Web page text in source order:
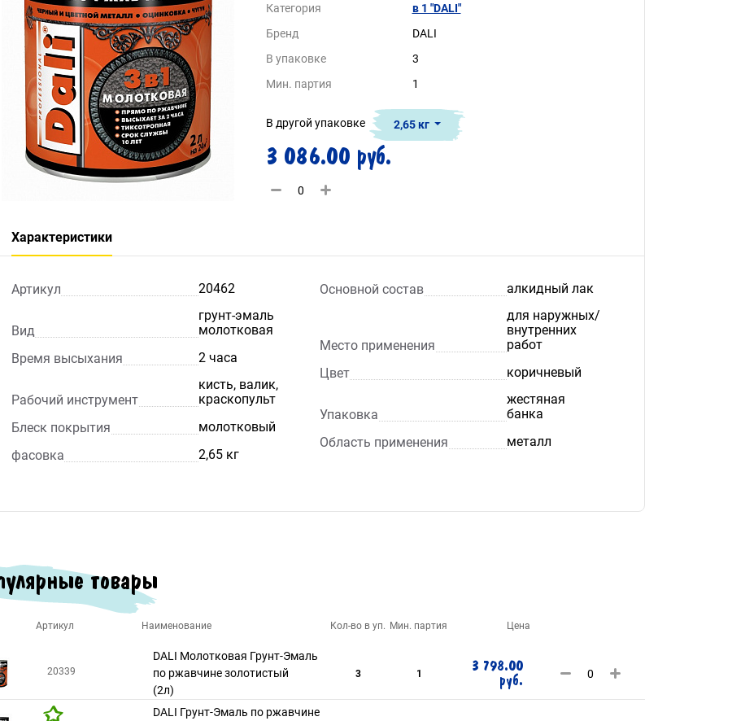
Категория
в 1 "DALI"
Бренд
DALI
В упаковке
3
Мин. партия
1
В другой упаковке 2,65 кг
3 086.00 руб.
Характеристики
Артикул 20462
Вид
грунт-эмаль
молотковая
Время высыхания
2 часа
Рабочий инструмент
кисть, валик,
краскопульт
Блеск покрытия
молотковый
фасовка
2,65 кг
Основной состав алкидный лак
Место применения
для наружных/
внутренних
работ
Цвет
коричневый
Упаковка
жестяная
банка
Область применения
металл
товары
Артикул Наименование Кол-во в уп. Мин. партия Цена
20339
DALI Молотковая Грунт-Эмаль
по ржавчине золотистый
(2л)
3 1 3 798.00
руб.
DALI Грунт-Эмаль по ржавчине